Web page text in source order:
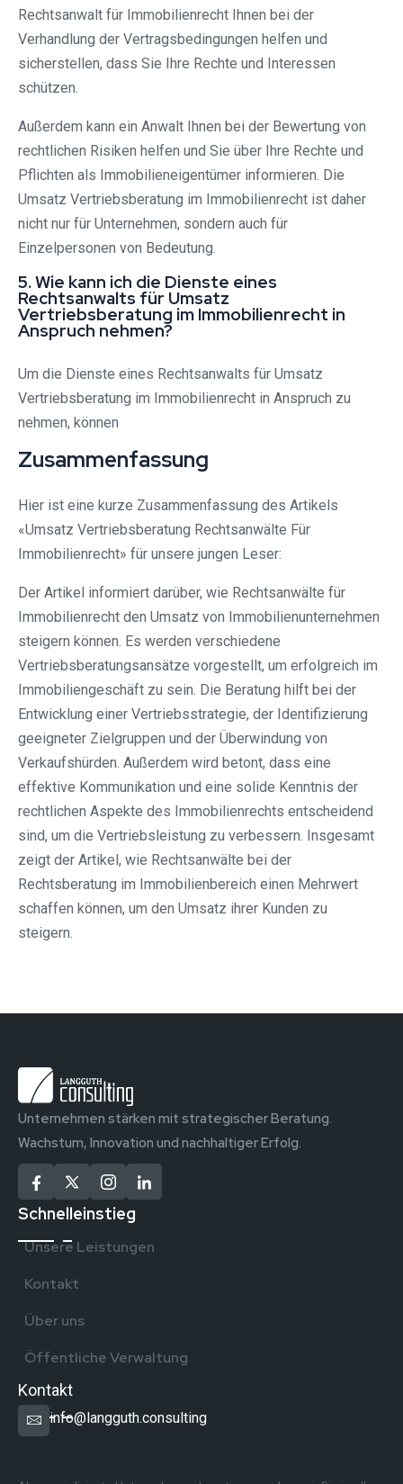
Rechtsanwalt für Immobilienrecht Ihnen bei der
Verhandlung der Vertragsbedingungen helfen und
sicherstellen, dass Sie Ihre Rechte und Interessen
schützen.
Außerdem kann ein Anwalt Ihnen bei der Bewertung von
rechtlichen Risiken helfen und Sie über Ihre Rechte und
Pflichten als Immobilieneigentümer informieren. Die
Umsatz Vertriebsberatung im Immobilienrecht ist daher
nicht nur für Unternehmen, sondern auch für
Einzelpersonen von Bedeutung.
5. Wie kann ich die Dienste eines
Rechtsanwalts für Umsatz
Vertriebsberatung im Immobilienrecht in
Anspruch nehmen?
Um die Dienste eines Rechtsanwalts für Umsatz
Vertriebsberatung im Immobilienrecht in Anspruch zu
nehmen, können
Zusammenfassung
Hier ist eine kurze Zusammenfassung des Artikels
«Umsatz Vertriebsberatung Rechtsanwälte Für
Immobilienrecht» für unsere jungen Leser:
Der Artikel informiert darüber, wie Rechtsanwälte für
Immobilienrecht den Umsatz von Immobilienunternehmen
steigern können. Es werden verschiedene
Vertriebsberatungsansätze vorgestellt, um erfolgreich im
Immobiliengeschäft zu sein. Die Beratung hilft bei der
Entwicklung einer Vertriebsstrategie, der Identifizierung
geeigneter Zielgruppen und der Überwindung von
Verkaufshürden. Außerdem wird betont, dass eine
effektive Kommunikation und eine solide Kenntnis der
rechtlichen Aspekte des Immobilienrechts entscheidend
sind, um die Vertriebsleistung zu verbessern. Insgesamt
zeigt der Artikel, wie Rechtsanwälte bei der
Rechtsberatung im Immobilienbereich einen Mehrwert
schaffen können, um den Umsatz ihrer Kunden zu
steigern.
Unternehmen stärken mit strategischer Beratung.
Wachstum, Innovation und nachhaltiger Erfolg.
Schnelleinstieg
Unsere Leistungen
Kontakt
Über uns
Öffentliche Verwaltung
Kontakt
info@langguth.consulting